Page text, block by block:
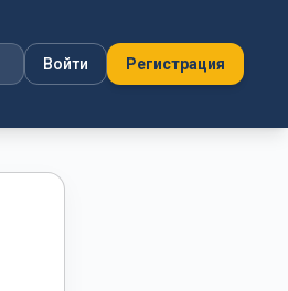
Войти Регистрация